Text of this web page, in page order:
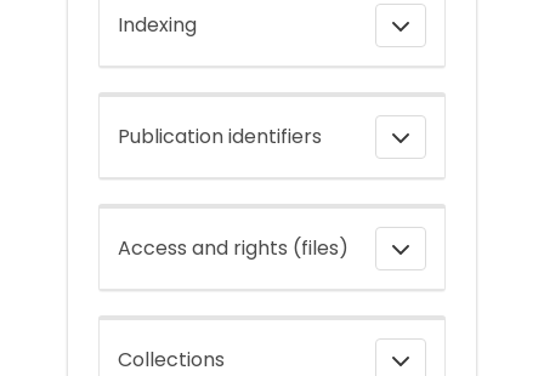
Indexing
Publication identifiers
Access and rights (files)
Collections